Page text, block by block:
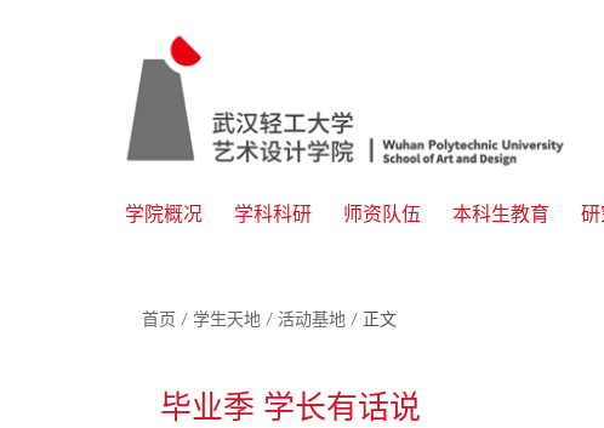
学院概况 学科科研 师资队伍 本科生教育 研
首页 / 学生天地 / 活动基地 / 正文
毕业季 学长有话说